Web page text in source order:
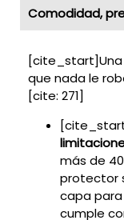
Comodidad,
que nada le
[cite: 271]
más de
protector
capa para
cumple